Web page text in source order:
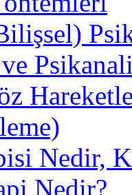
Nedir,
Nedir?